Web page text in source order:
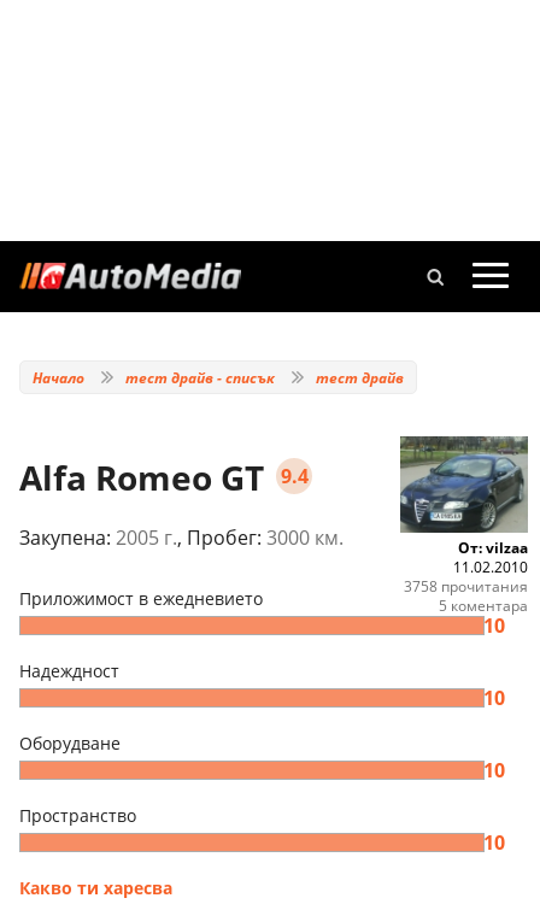
Начало тест драйв - списък тест драйв
Alfa Romeo GT 9.4
Закупена: 2005 г., Пробег: 3000 км.
Приложимост в ежедневието
10
Надеждност
10
Оборудване
10
Пространство
10
Какво ти харесва
От: vilzaa
11.02.2010
3758 прочитания
5 коментара